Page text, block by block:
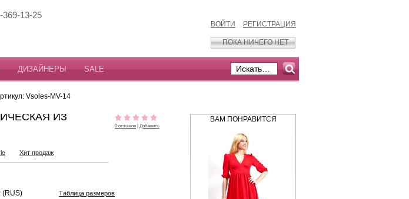
369-13-25
ВОЙТИ РЕГИСТРАЦИЯ
ПОКА НИЧЕГО НЕТ
ДИЗАЙНЕРЫ SALE
Vsoles-MV-14
ВАМ ПОНРАВИТСЯ
0 отзывов Добавить
ИЗ
Хит продаж
Таблица размеров